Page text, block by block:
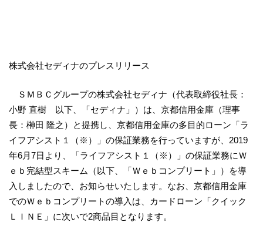
株式会社セディナのプレスリリース
ＳＭＢＣグループの株式会社セディナ（代表取締役社長：
小野 直樹 以下、「セディナ」）は、京都信用金庫（理事
長：榊田 隆之）と提携し、京都信用金庫の多目的ローン「ラ
イフアシスト１（※）」の保証業務を行っていますが、2019
年6月7日より、「ライフアシスト１（※）」の保証業務にＷ
ｅｂ完結型スキーム（以下、「Ｗｅｂコンプリート」）を導
入しましたので、お知らせいたします。なお、京都信用金庫
でのＷｅｂコンプリートの導入は、カードローン「クイック
ＬＩＮＥ」に次いで2商品目となります。